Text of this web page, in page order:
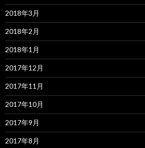
2018年3月
2018年2月
2018年1月
2017年12月
2017年11月
2017年10月
2017年9月
2017年8月